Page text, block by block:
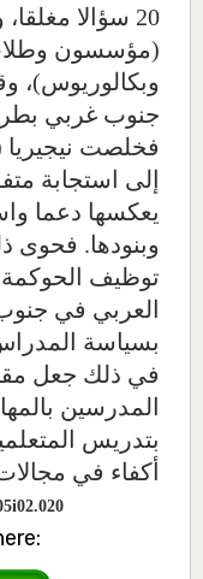
(مؤسسون
وبكالوريوس)،
جنوب غربي
فخلصت
إلى استجابة
يعكسها دعما
وبنودها. فحوى
توظيف الحوكمة
العربي في
بسياسة المدراس
في ذلك جعل
المدرسين
بتدريس
أكفاء في